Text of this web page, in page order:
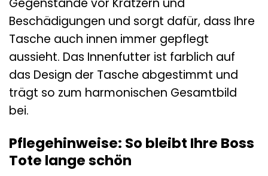
Gegenstände vor Kratzern und
Beschädigungen und sorgt dafür, dass Ihre
Tasche auch innen immer gepflegt
aussieht. Das Innenfutter ist farblich auf
das Design der Tasche abgestimmt und
trägt so zum harmonischen Gesamtbild
bei.
Pflegehinweise: So bleibt Ihre Boss
Tote lange schön